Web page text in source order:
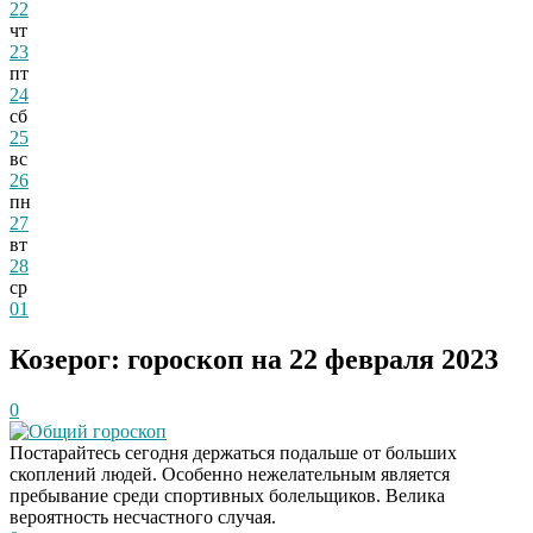
22
чт
23
пт
24
сб
25
вс
26
пн
27
вт
28
ср
01
Козерог: гороскоп на 22 февраля 2023
0
Общий гороскоп
Постарайтесь сегодня держаться подальше от больших
скоплений людей. Особенно нежелательным является
пребывание среди спортивных болельщиков. Велика
вероятность несчастного случая.